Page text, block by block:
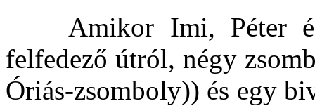
Amikor Imi, Péter és
felfedező útról, négy
Óriás-zsomboly)) és egy